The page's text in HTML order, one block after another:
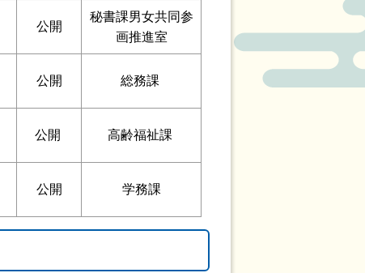
公開
秘書課男女共同参
画推進室
公開 総務課
公開 高齢福祉課
公開 学務課